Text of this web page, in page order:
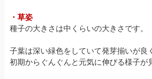
・草姿
種子の大きさは中くらいの大きさです。
子葉は深い緑色をしていて発芽揃いが良
初期からぐんぐんと元気に伸びる様子が